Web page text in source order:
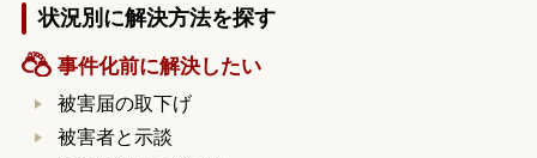
状況別に解決方法を探す
事件化前に解決したい
被害届の取下げ
被害者と示談